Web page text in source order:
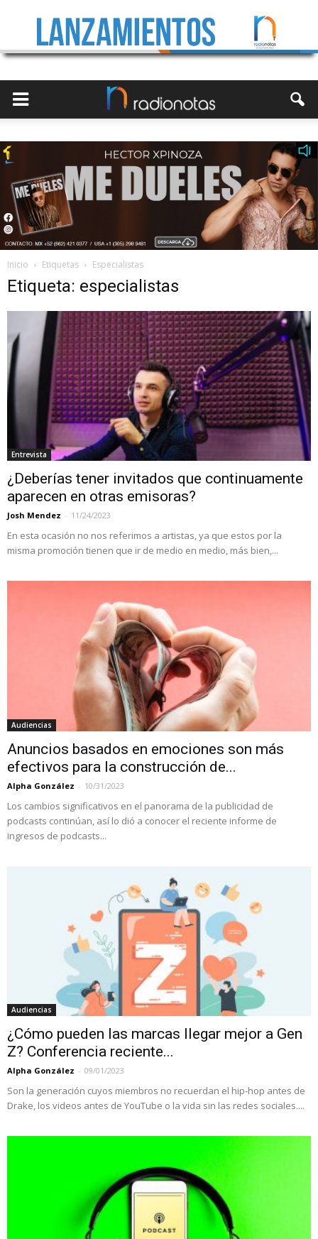
Inicio Etiquetas Especialistas
Etiqueta: especialistas
Entrevista
¿Deberías tener invitados que continuamente
aparecen en otras emisoras?
Josh Mendez - 11/24/2023
En esta ocasión no nos referimos a artistas, ya que estos por la
misma promoción tienen que ir de medio en medio, más bien,...
Audiencias
Anuncios basados en emociones son más
efectivos para la construcción de...
Alpha González - 10/31/2023
Los cambios significativos en el panorama de la publicidad de
podcasts continúan, así lo dió a conocer el reciente informe de
ingresos de podcasts...
Audiencias
¿Cómo pueden las marcas llegar mejor a Gen
Z? Conferencia reciente...
Alpha González - 09/01/2023
Son la generación cuyos miembros no recuerdan el hip-hop antes de
Drake, los videos antes de YouTube o la vida sin las redes sociales....